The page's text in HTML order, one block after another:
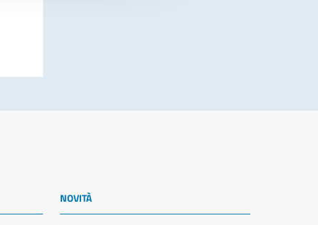
NOVITÀ